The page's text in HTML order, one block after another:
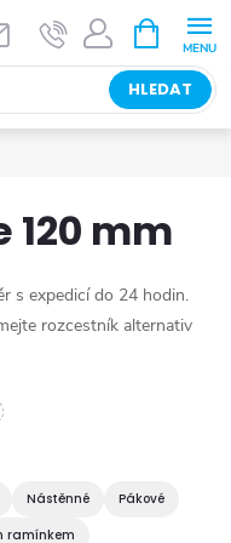
HLEDAT
NÁKUPNÍ
KOŠÍK
mm
s expedicí do 24 hodin.
rozcestník alternativ
Nástěnné
Pákové
ramínkem